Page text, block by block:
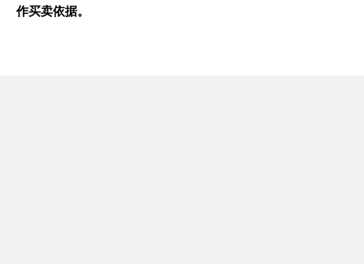
作买卖依据。